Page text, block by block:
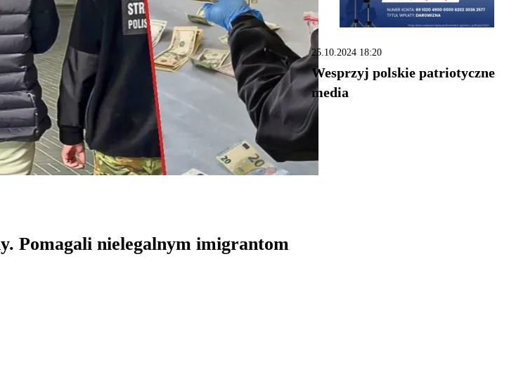
Pomagali nielegalnym imigrantom
25.10.2024 18:20
Wesprzyj polskie patriotyczne
media